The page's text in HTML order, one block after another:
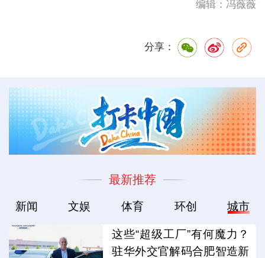
编辑：冯薇薇
分享：
最新推荐
新闻 文娱 体育 环创 城市
这些“超级工厂”有何魔力？
驻华外交官解码合肥智造新